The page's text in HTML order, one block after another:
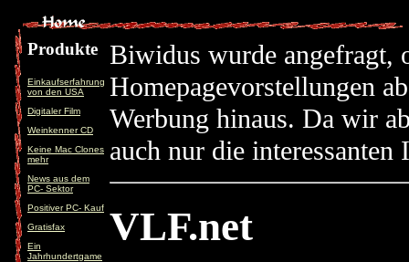
Produkte
Einkaufserfahrung
von den USA
Digitaler Film
Weinkenner CD
Keine Mac Clones
mehr
News aus dem
PC- Sektor
Positiver PC- Kauf
Gratisfax
Ein
Jahrhundertgame
Biwidus wurde angefragt,
Homepagevorstellungen
Werbung hinaus. Da wir
auch nur die interessanten
VLF.net